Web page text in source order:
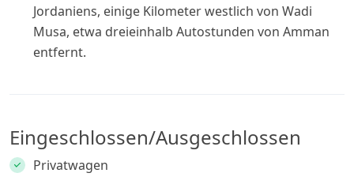
Jordaniens, einige Kilometer westlich von Wadi
Musa, etwa dreieinhalb Autostunden von Amman
entfernt.
Eingeschlossen/Ausgeschlossen
Privatwagen